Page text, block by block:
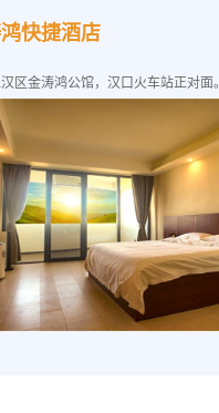
快捷酒店
区金涛鸿公馆，汉口火车站正对面。